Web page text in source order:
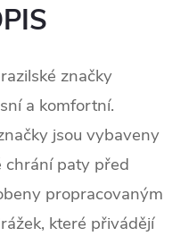
značky
a komfortní.
jsou vybaveny
chrání paty před
propracovaným
které přivádějí